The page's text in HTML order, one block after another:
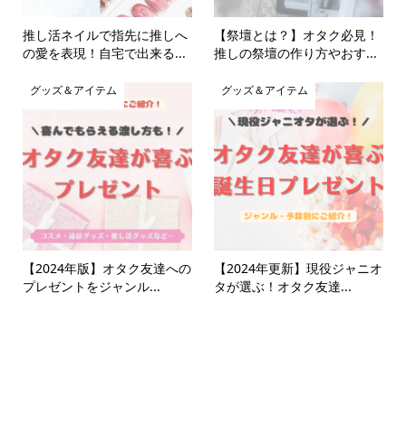
推し活ネイルで指先に推しへ
の愛を表現！自宅で出来る...
【祭壇とは？】オタク必見！
推しの祭壇の作り方やおす...
グッズ＆アイテム
【2024年版】オタク友達への
プレゼントをジャンル...
グッズ＆アイテム
【2024年更新】現役ジャニオ
タが選ぶ！オタク友達...